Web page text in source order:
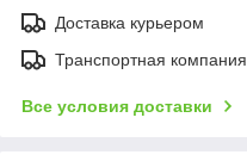
Доставка курьером
Транспортная компания
Все условия доставки